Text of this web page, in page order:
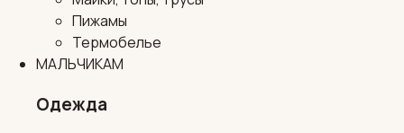
Пижамы
Термобелье
МАЛЬЧИКАМ
Одежда